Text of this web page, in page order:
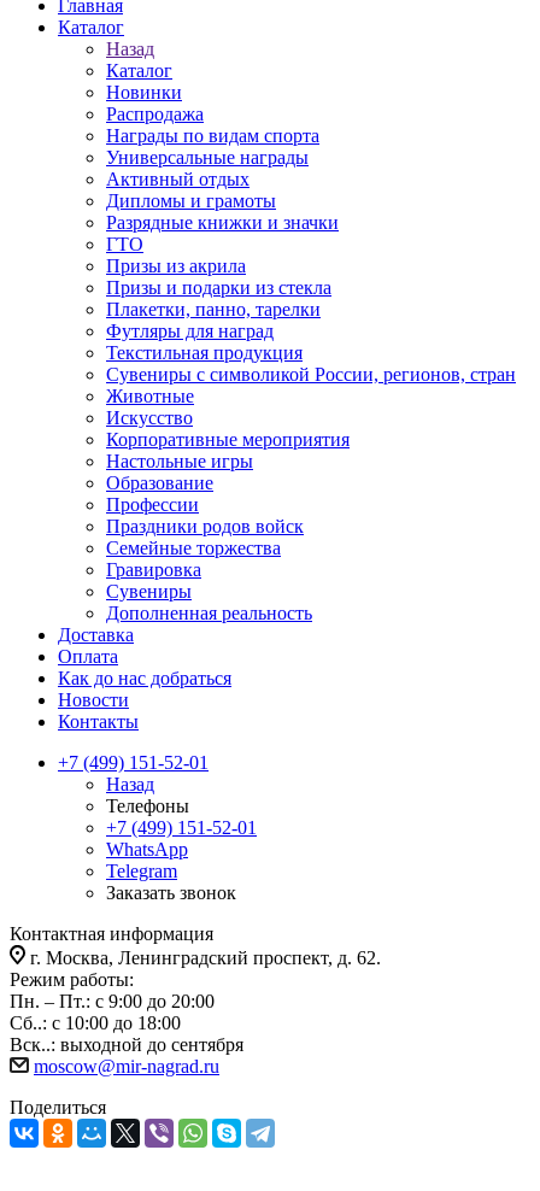
Главная
Каталог
Назад
Каталог
Новинки
Распродажа
Награды по видам спорта
Универсальные награды
Активный отдых
Дипломы и грамоты
Разрядные книжки и значки
ГТО
Призы из акрила
Призы и подарки из стекла
Плакетки, панно, тарелки
Футляры для наград
Текстильная продукция
Сувениры с символикой России, регионов, стран
Животные
Искусство
Корпоративные мероприятия
Настольные игры
Образование
Профессии
Праздники родов войск
Семейные торжества
Гравировка
Сувениры
Дополненная реальность
Доставка
Оплата
Как до нас добраться
Новости
Контакты
+7 (499) 151-52-01
Назад
Телефоны
+7 (499) 151-52-01
WhatsApp
Telegram
Заказать звонок
Контактная информация
г. Москва, Ленинградский проспект, д. 62.
Режим работы:
Пн. – Пт.: с 9:00 до 20:00
Сб..: с 10:00 до 18:00
Вск..: выходной до сентября
moscow@mir-nagrad.ru
Поделиться